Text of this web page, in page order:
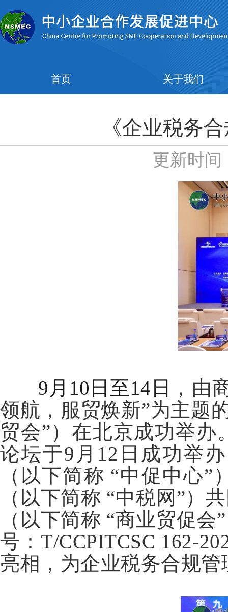
首页 关于我们
《企业税务
更新时间
9 月10日至14日
，由
领航，服贸焕新”为主题
贸会”）在北京成功举办
论坛于9月12日成功举
（以下简称 “中促中心”
（以下简称 “中税网”）
（以下简称 “商业贸促会
号：T/CCPITCSC 162-
亮相，为企业税务合规